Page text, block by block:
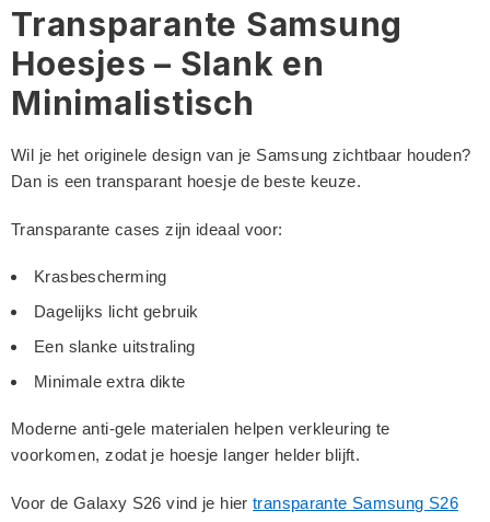
Transparante Samsung
Hoesjes – Slank en
Minimalistisch
Wil je het originele design van je Samsung zichtbaar houden?
Dan is een transparant hoesje de beste keuze.
Transparante cases zijn ideaal voor:
Krasbescherming
Dagelijks licht gebruik
Een slanke uitstraling
Minimale extra dikte
Moderne anti-gele materialen helpen verkleuring te
voorkomen, zodat je hoesje langer helder blijft.
Voor de Galaxy S26 vind je hier transparante Samsung S26